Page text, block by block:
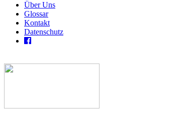
Über Uns
Glossar
Kontakt
Datenschutz